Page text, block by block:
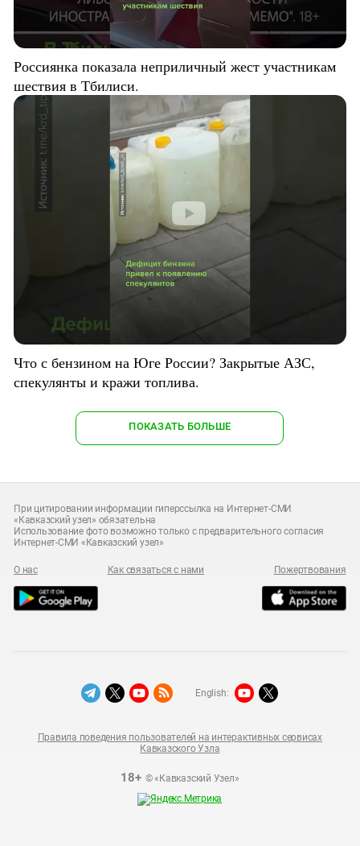
Россиянка показала неприличный жест участникам
шествия в Тбилиси.
Что с бензином на Юге России? Закрытые АЗС,
спекулянты и кражи топлива.
ПОКАЗАТЬ БОЛЬШЕ
При цитировании информации гиперссылка на Интернет-СМИ
«Кавказский узел» обязательна
Использование фото возможно только с предварительного согласия
Интернет-СМИ «Кавказский узел»
О нас Как связаться с нами Пожертвования
18+© «Кавказский Узел»
Правила поведения пользователей на интерактивных сервисах
Кавказского Узла
English: